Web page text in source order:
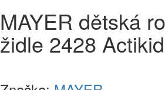
MAYER dětská
židle 2428